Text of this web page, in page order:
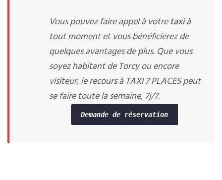
Vous pouvez faire appel à votretaxià
tout moment et vous bénéficierez de
quelques avantages de plus. Que vous
soyez habitant de Torcy ou encore
visiteur, le recours à TAXI 7 PLACES peut
se faire toute la semaine, 7j/7.
Demande de réservation